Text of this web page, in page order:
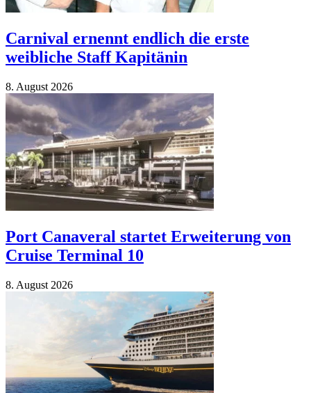
Carnival ernennt endlich die erste
weibliche Staff Kapitänin
8. Au­gust 2026
Port Canaveral startet Erweiterung von
Cruise Terminal 10
8. Au­gust 2026